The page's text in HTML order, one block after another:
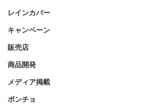
レインカバー
キャンペーン
販売店
商品開発
メディア掲載
ポンチョ